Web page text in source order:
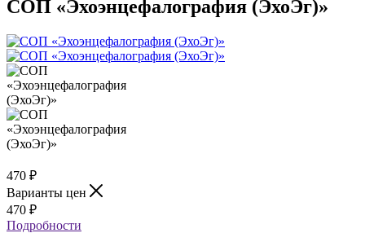
СОП «Эхоэнцефалография (ЭхоЭг)»
470 ₽
Варианты цен
470 ₽
Подробности